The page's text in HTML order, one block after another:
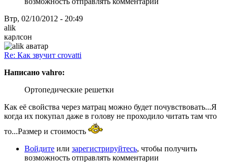
Втр, 02/10/2012 - 20:49
alik
карлсон
Re: Как звучит crovatti
Написано vahro:
Ортопедические решетки
Как её свойства через матрац можно будет почувствовать...Я
когда их покупал даже в голову не проходило читать там что
то...Размер и стоимость
Войдите или зарегистрируйтесь, чтобы получить
возможность отправлять комментарии